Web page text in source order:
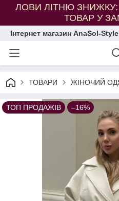
ЛОВИ ЛІТНЮ ЗНИЖКУ:
ТОВАР У
Інтернет магазин AnaSol-Style
ТОВАРИ ЖІНОЧИЙ
ТОП ПРОДАЖІВ –16%